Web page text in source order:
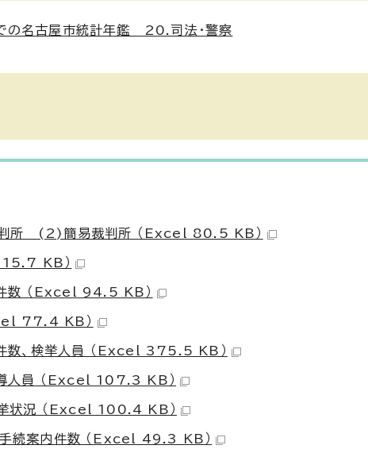
の名古屋市統計年鑑 20.司法・警察
所 (2)簡易裁判所 （Excel 80.5 KB）
KB）
数 （Excel 94.5 KB）
77.4 KB）
数、検挙人員 （Excel 375.5 KB）
人員 （Excel 107.3 KB）
状況 （Excel 100.4 KB）
続案内件数 （Excel 49.3 KB）